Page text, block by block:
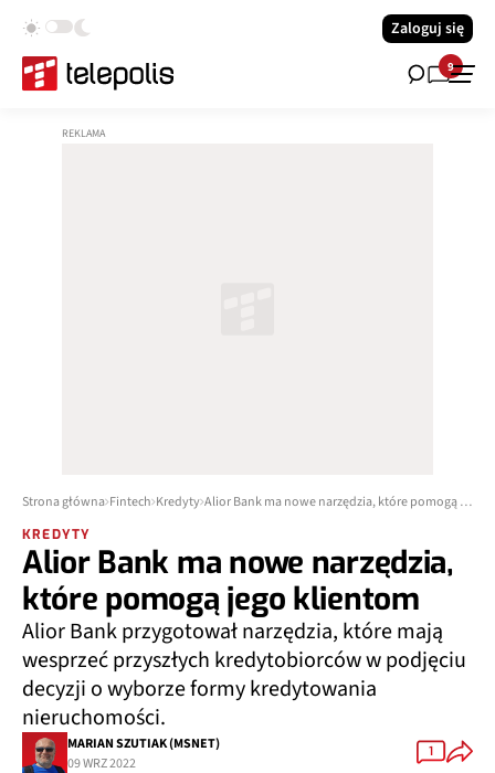
Zaloguj się
9
Strona główna Fintech Kredyty Alior Bank ma nowe narzędzia, które pomogą jego klientom
KREDYTY
Alior Bank ma nowe narzędzia,
które pomogą jego klientom
Alior Bank przygotował narzędzia, które mają
wesprzeć przyszłych kredytobiorców w podjęciu
decyzji o wyborze formy kredytowania
nieruchomości.
MARIAN SZUTIAK (MSNET)
09 WRZ 2022
1